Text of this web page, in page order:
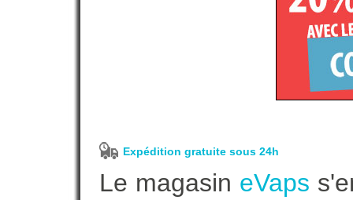
Expédition gratuite sous 24h
Le magasin eVaps